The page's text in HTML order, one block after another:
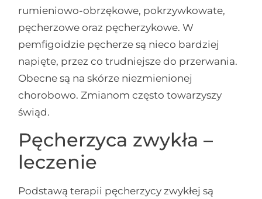
rumieniowo-obrzękowe, pokrzywkowate,
pęcherzowe oraz pęcherzykowe. W
pemfigoidzie pęcherze są nieco bardziej
napięte, przez co trudniejsze do przerwania.
Obecne są na skórze niezmienionej
chorobowo. Zmianom często towarzyszy
świąd.
Pęcherzyca zwykła –
leczenie
Podstawą terapii pęcherzycy zwykłej są